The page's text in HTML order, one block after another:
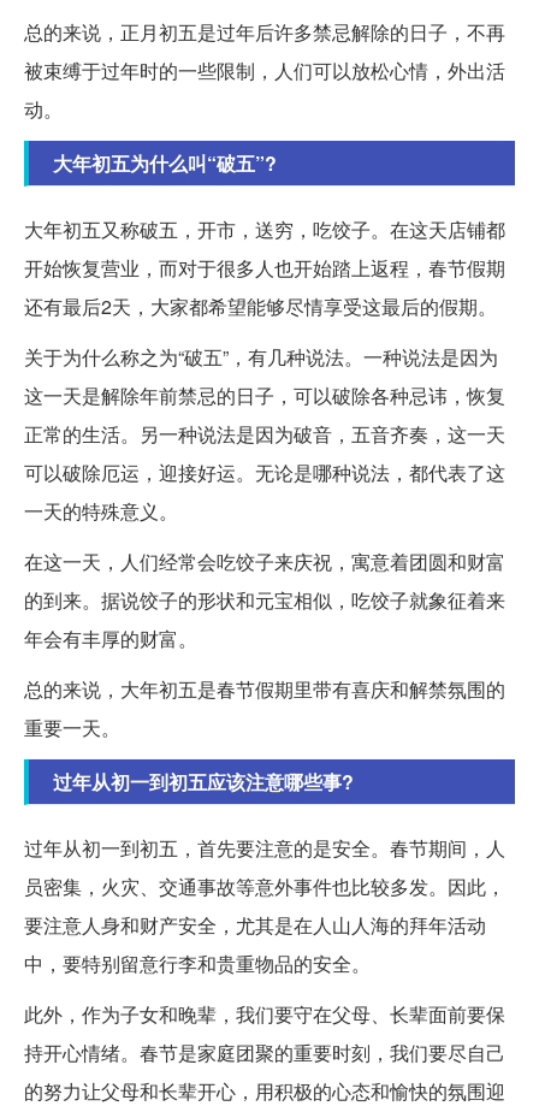
总的来说，正月初五是过年后许多禁忌解除的日子，不再
被束缚于过年时的一些限制，人们可以放松心情，外出活
动。
大年初五为什么叫“破五”?
大年初五又称破五，开市，送穷，吃饺子。在这天店铺都
开始恢复营业，而对于很多人也开始踏上返程，春节假期
还有最后2天，大家都希望能够尽情享受这最后的假期。
关于为什么称之为“破五”，有几种说法。一种说法是因为
这一天是解除年前禁忌的日子，可以破除各种忌讳，恢复
正常的生活。另一种说法是因为破音，五音齐奏，这一天
可以破除厄运，迎接好运。无论是哪种说法，都代表了这
一天的特殊意义。
在这一天，人们经常会吃饺子来庆祝，寓意着团圆和财富
的到来。据说饺子的形状和元宝相似，吃饺子就象征着来
年会有丰厚的财富。
总的来说，大年初五是春节假期里带有喜庆和解禁氛围的
重要一天。
过年从初一到初五应该注意哪些事?
过年从初一到初五，首先要注意的是安全。春节期间，人
员密集，火灾、交通事故等意外事件也比较多发。因此，
要注意人身和财产安全，尤其是在人山人海的拜年活动
中，要特别留意行李和贵重物品的安全。
此外，作为子女和晚辈，我们要守在父母、长辈面前要保
持开心情绪。春节是家庭团聚的重要时刻，我们要尽自己
的努力让父母和长辈开心，用积极的心态和愉快的氛围迎